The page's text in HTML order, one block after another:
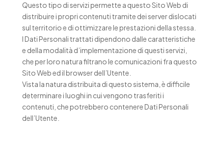
Questo tipo di servizi permette a questo Sito Web di
distribuire i propri contenuti tramite dei server dislocati
sul territorio e di ottimizzare le prestazioni della stessa.
I Dati Personali trattati dipendono dalle caratteristiche
e della modalità d’implementazione di questi servizi,
che per loro natura filtrano le comunicazioni fra questo
Sito Web ed il browser dell’Utente.
Vista la natura distribuita di questo sistema, è difficile
determinare i luoghi in cui vengono trasferiti i
contenuti, che potrebbero contenere Dati Personali
dell’Utente.